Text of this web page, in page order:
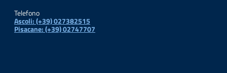
Telefono
Ascoli: (+39) 027382515
Pisacane: (+39) 02747707